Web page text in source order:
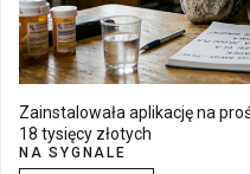
Zainstalowała aplikację na
18 tysięcy złotych
NA SYGNALE